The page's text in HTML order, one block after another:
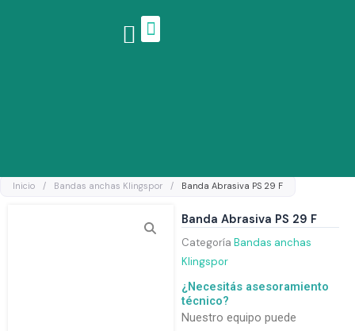
Inicio / Bandas anchas Klingspor / Banda Abrasiva PS 29 F
Banda Abrasiva PS 29 F
Categoría Bandas anchas
Klingspor
¿Necesitás asesoramiento
técnico?
Nuestro equipo puede